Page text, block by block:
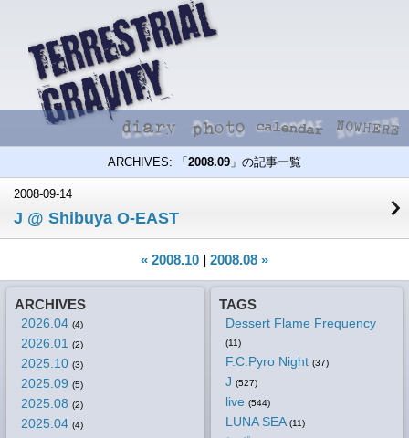
ARCHIVES: 「2008.09 」の記事一覧
2008-09-14
J @ Shibuya O-EAST
« 2008.10 | 2008.08 »
ARCHIVES
2026.04 (4)
2026.01 (2)
2025.10 (3)
2025.09 (5)
2025.08 (2)
2025.04 (4)
TAGS
Dessert Flame Frequency
(11)
F.C.Pyro Night (37)
J (527)
live (544)
LUNA SEA (11)